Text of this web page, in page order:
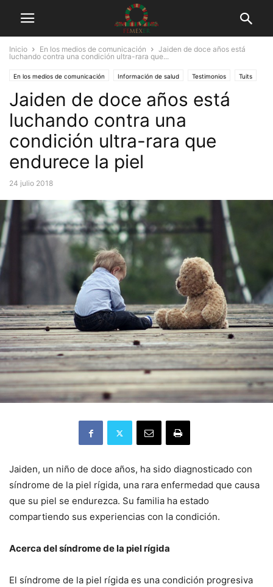
Inicio En los medios de comunicación
Jaiden de doce años está
luchando contra una condición ultra-rara que...
En los medios de comunicación Información de salud Testimonios Tuits
Jaiden de doce años está
luchando contra una
condición ultra-rara que
endurece la piel
24 julio 2018
Jaiden, un niño de doce años, ha sido diagnosticado con
síndrome de la piel rígida, una rara enfermedad que causa
que su piel se endurezca. Su familia ha estado
compartiendo sus experiencias con la condición.
Acerca del síndrome de la piel rígida
El síndrome de la piel rígida es una condición progresiva